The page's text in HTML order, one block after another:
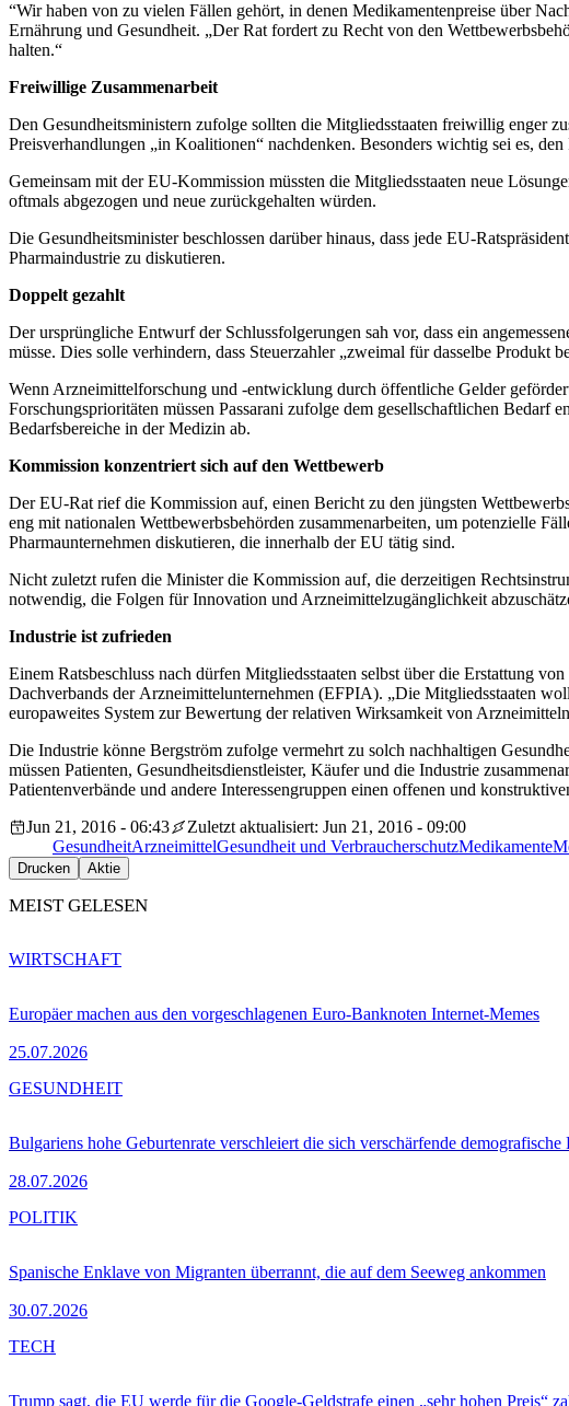
“Wir haben von zu vielen Fällen gehört, in denen Medikamentenpreise über
Ernährung und Gesundheit. „Der Rat fordert zu Recht von den
halten.“
Freiwillige Zusammenarbeit
Den Gesundheitsministern zufolge sollten die Mitgliedsstaaten freiwillig enger
Preisverhandlungen „in Koalitionen“ nachdenken. Besonders wichtig sei es,
Gemeinsam mit der EU-Kommission müssten die Mitgliedsstaaten neue
oftmals abgezogen und neue zurückgehalten würden.
Die Gesundheitsminister beschlossen darüber hinaus, dass jede EU-
Pharmaindustrie zu diskutieren.
Doppelt gezahlt
Der ursprüngliche Entwurf der Schlussfolgerungen sah vor, dass ein
müsse. Dies solle verhindern, dass Steuerzahler „zweimal für dasselbe Produkt
Wenn Arzneimittelforschung und -entwicklung durch öffentliche Gelder
Forschungsprioritäten müssen Passarani zufolge dem gesellschaftlichen
Bedarfsbereiche in der Medizin ab.
Kommission konzentriert sich auf den Wettbewerb
Der EU-Rat rief die Kommission auf, einen Bericht zu den jüngsten
eng mit nationalen Wettbewerbsbehörden zusammenarbeiten, um potenzielle
Pharmaunternehmen diskutieren, die innerhalb der EU tätig sind.
Nicht zuletzt rufen die Minister die Kommission auf, die derzeitigen
notwendig, die Folgen für Innovation und Arzneimittelzugänglichkeit
Industrie ist zufrieden
Einem Ratsbeschluss nach dürfen Mitgliedsstaaten selbst über die Erstattung
Dachverbands der Arzneimittelunternehmen (EFPIA). „Die Mitgliedsstaaten
europaweites System zur Bewertung der relativen Wirksamkeit von
Die Industrie könne Bergström zufolge vermehrt zu solch nachhaltigen
müssen Patienten, Gesundheitsdienstleister, Käufer und die Industrie
Patientenverbände und andere Interessengruppen einen offenen und
Jun 21, 2016 - 06:43
Zuletzt aktualisiert: Jun 21, 2016 - 09:00
GesundheitArzneimittelGesundheit und VerbraucherschutzMedikamente
Drucken Aktie
MEIST GELESEN
Europäer machen aus den vorgeschlagenen Euro-Banknoten Internet-Memes
25.07.2026
WIRTSCHAFT
Bulgariens hohe Geburtenrate verschleiert die sich verschärfende demografische
28.07.2026
GESUNDHEIT
Spanische Enklave von Migranten überrannt, die auf dem Seeweg ankommen
30.07.2026
POLITIK
Trump sagt, die EU werde für die Google-Geldstrafe einen „sehr hohen Preis“
TECH